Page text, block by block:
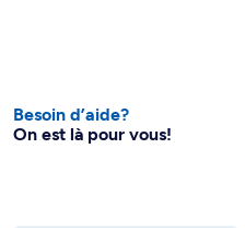
Besoin d’aide?
On est là pour vous!